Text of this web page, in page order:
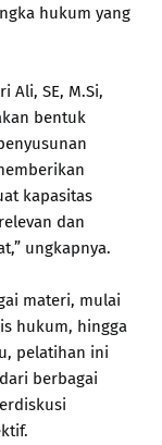
hukum yang
Ali, SE, M.Si,
bentuk
kapasitas
dan
ungkapnya.
materi, mulai
hukum, hingga
pelatihan ini
berbagai